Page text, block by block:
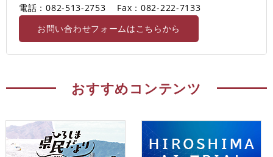
電話：082-513-2753
Fax：082-222-7133
お問い合わせフォームはこちらから
おすすめコンテンツ